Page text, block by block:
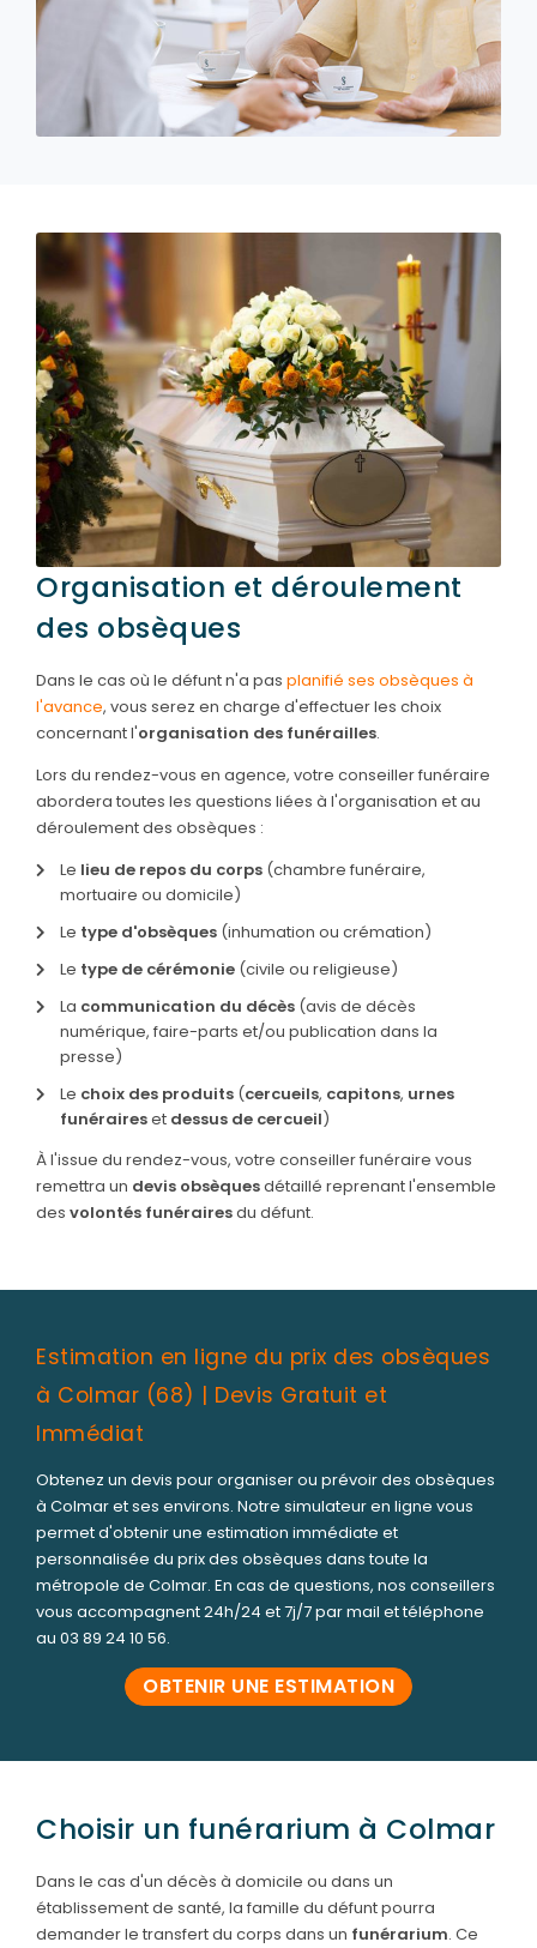
Organisation et déroulement
des obsèques
Dans le cas où le défunt n'a pas planifié ses obsèques à
l'avance, vous serez en charge d'effectuer les choix
concernant l'organisation des funérailles.
Lors du rendez-vous en agence, votre conseiller funéraire
abordera toutes les questions liées à l'organisation et au
déroulement des obsèques :
Le lieu de repos du corps (chambre funéraire,
mortuaire ou domicile)
Le type d'obsèques (inhumation ou crémation)
Le type de cérémonie (civile ou religieuse)
La communication du décès (avis de décès
numérique, faire-parts et/ou publication dans la
presse)
Le choix des produits (cercueils, capitons, urnes
funéraireset dessus de cercueil)
À l'issue du rendez-vous, votre conseiller funéraire vous
remettra un devis obsèquesdétaillé reprenant l'ensemble
des volontés funérairesdu défunt.
Estimation en ligne du prix des obsèques
à Colmar (68) | Devis Gratuit et
Immédiat
Obtenez un devis pour organiser ou prévoir des obsèques
à Colmar et ses environs. Notre simulateur en ligne vous
permet d'obtenir une estimation immédiate et
personnalisée du prix des obsèques dans toute la
métropole de Colmar. En cas de questions, nos conseillers
vous accompagnent 24h/24 et 7j/7 par mail et téléphone
au 03 89 24 10 56.
OBTENIR UNE ESTIMATION
Choisir un funérarium à Colmar
Dans le cas d'un décès à domicile ou dans un
établissement de santé, la famille du défunt pourra
demander le transfert du corps dans un funérarium. Ce